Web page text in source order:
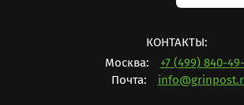
КОНТАКТЫ:
Москва:
+7 (499) 840-
Почта: